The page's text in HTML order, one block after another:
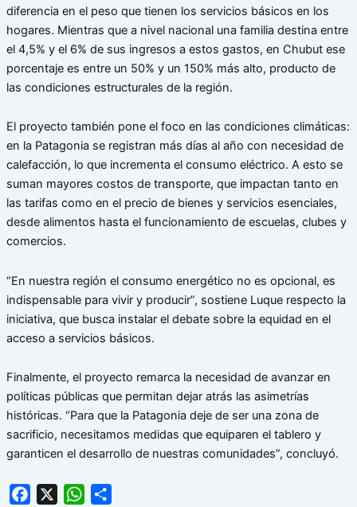
diferencia en el peso que tienen los servicios básicos en los
hogares. Mientras que a nivel nacional una familia destina entre
el 4,5% y el 6% de sus ingresos a estos gastos, en Chubut ese
porcentaje es entre un 50% y un 150% más alto, producto de
las condiciones estructurales de la región.
El proyecto también pone el foco en las condiciones climáticas:
en la Patagonia se registran más días al año con necesidad de
calefacción, lo que incrementa el consumo eléctrico. A esto se
suman mayores costos de transporte, que impactan tanto en
las tarifas como en el precio de bienes y servicios esenciales,
desde alimentos hasta el funcionamiento de escuelas, clubes y
comercios.
“En nuestra región el consumo energético no es opcional, es
indispensable para vivir y producir”, sostiene Luque respecto la
iniciativa, que busca instalar el debate sobre la equidad en el
acceso a servicios básicos.
Finalmente, el proyecto remarca la necesidad de avanzar en
políticas públicas que permitan dejar atrás las asimetrías
históricas. “Para que la Patagonia deje de ser una zona de
sacrificio, necesitamos medidas que equiparen el tablero y
garanticen el desarrollo de nuestras comunidades”, concluyó.
Facebook WhatsApp